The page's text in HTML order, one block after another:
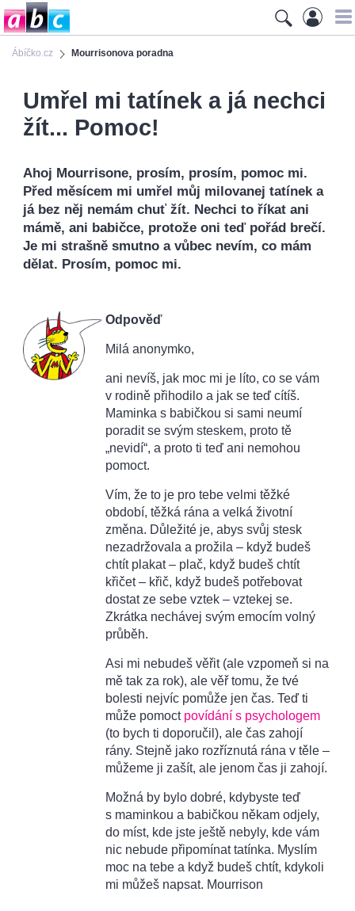
Ábíčko.cz Mourrisonova poradna
Umřel mi tatínek a já nechci
žít... Pomoc!
Ahoj Mourrisone, prosím, prosím, pomoc mi.
Před měsícem mi umřel můj milovanej tatínek a
já bez něj nemám chuť žít. Nechci to říkat ani
mámě, ani babičce, protože oni teď pořád brečí.
Je mi strašně smutno a vůbec nevím, co mám
dělat. Prosím, pomoc mi.
Odpověď
Milá anonymko,
ani nevíš, jak moc mi je líto, co se vám
v rodině přihodilo a jak se teď cítíš.
Maminka s babičkou si sami neumí
poradit se svým steskem, proto tě
„nevidí“, a proto ti teď ani nemohou
pomoct.
Vím, že to je pro tebe velmi těžké
období, těžká rána a velká životní
změna. Důležité je, abys svůj stesk
nezadržovala a prožila – když budeš
chtít plakat – plač, když budeš chtít
křičet – křič, když budeš potřebovat
dostat ze sebe vztek – vztekej se.
Zkrátka nechávej svým emocím volný
průběh.
Asi mi nebudeš věřit (ale vzpomeň si na
mě tak za rok), ale věř tomu, že tvé
bolesti nejvíc pomůže jen čas. Teď ti
může pomoct povídání s psychologem
(to bych ti doporučil), ale čas zahojí
rány. Stejně jako rozříznutá rána v těle –
můžeme ji zašít, ale jenom čas ji zahojí.
Možná by bylo dobré, kdybyste teď
s maminkou a babičkou někam odjely,
do míst, kde jste ještě nebyly, kde vám
nic nebude připomínat tatínka. Myslím
moc na tebe a když budeš chtít, kdykoli
mi můžeš napsat. Mourrison